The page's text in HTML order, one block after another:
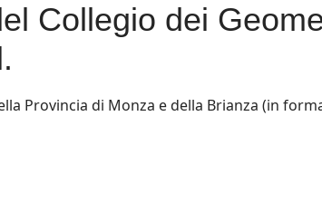
Collegio dei
Provincia di Monza e della Brianza (in